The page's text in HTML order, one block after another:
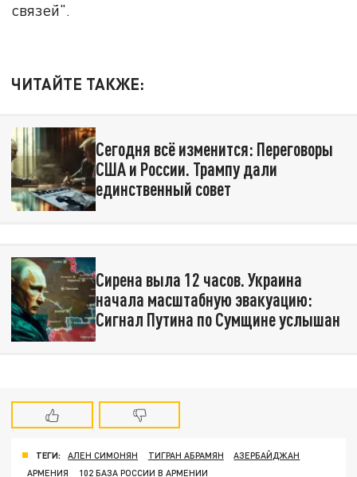
связей".
ЧИТАЙТЕ ТАКЖЕ:
Сегодня всё изменится: Переговоры
США и России. Трампу дали
единственный совет
Сирена выла 12 часов. Украина
начала масштабную эвакуацию:
Сигнал Путина по Сумщине услышан
ТЕГИ: АЛЕН СИМОНЯН ТИГРАН АБРАМЯН
АЗЕРБАЙДЖАН
АРМЕНИЯ
102 БАЗА РОССИИ В АРМЕНИИ